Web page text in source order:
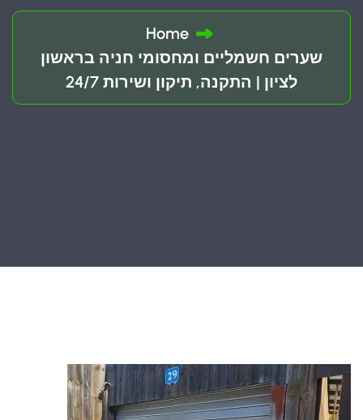
Home
שערים חשמליים ומחסומי חניה בראשון
לציון | התקנה, תיקון ושירות 24/7